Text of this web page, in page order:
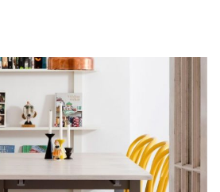
desde